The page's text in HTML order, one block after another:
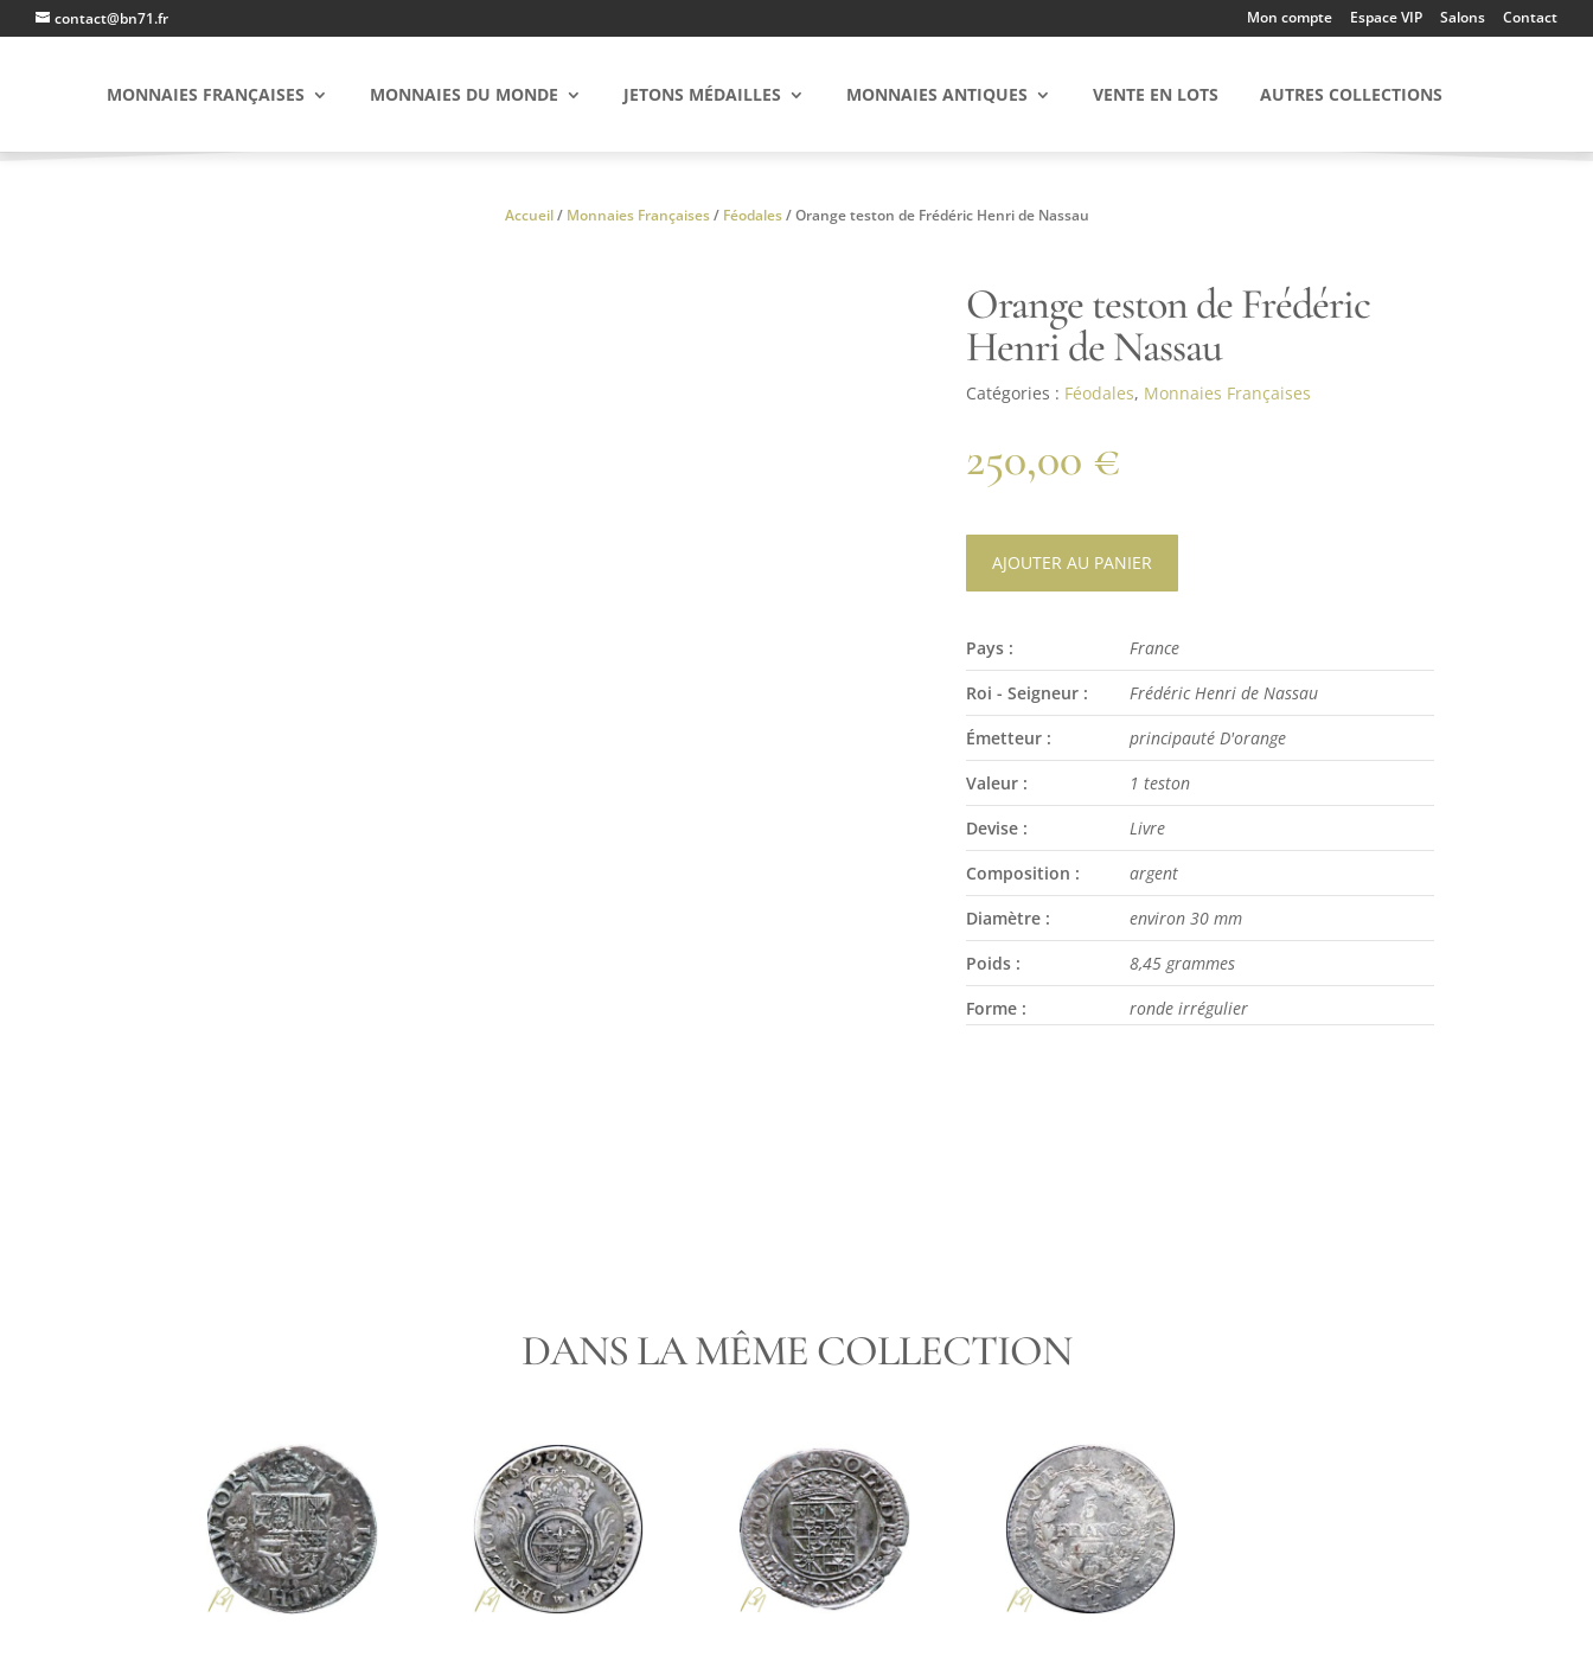
contact@bn71.fr Mon compte Espace VIP Salons Contact
MONNAIES FRANÇAISES MONNAIES DU MONDE JETONS MÉDAILLES MONNAIES ANTIQUES VENTE EN LOTS AUTRES COLLECTIONS
Accueil/ Monnaies Françaises/ Féodales/ Orange teston de Frédéric Henri de Nassau
Orange teston de Frédéric
Henri de Nassau
Catégories : Féodales, Monnaies Françaises
250,00 €
AJOUTER AU PANIER
Pays :
France
Roi - Seigneur :
Frédéric Henri de Nassau
Émetteur :
principauté D'orange
Valeur :
1 teston
Devise :
Livre
Composition :
argent
Diamètre :
environ 30 mm
Poids :
8,45 grammes
Forme :
ronde irrégulier
DANS LA MÊME COLLECTION